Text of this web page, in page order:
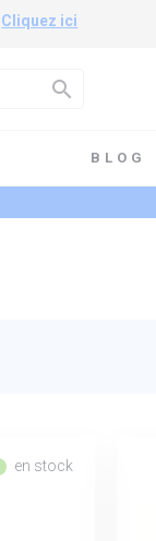
Cliquez ici
search
BLOG
en stock